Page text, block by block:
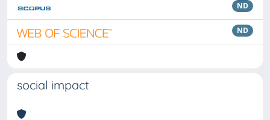
ND
ND
social impact